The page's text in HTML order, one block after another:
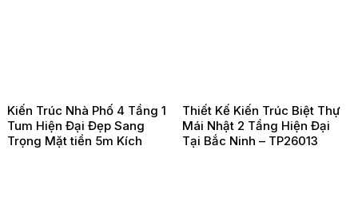
Kiến Trúc Nhà Phố 4 Tầng 1
Tum Hiện Đại Đẹp Sang
Trọng Mặt tiền 5m Kích
Thiết Kế Kiến Trúc Biệt Thự
Mái Nhật 2 Tầng Hiện Đại
Tại Bắc Ninh – TP26013